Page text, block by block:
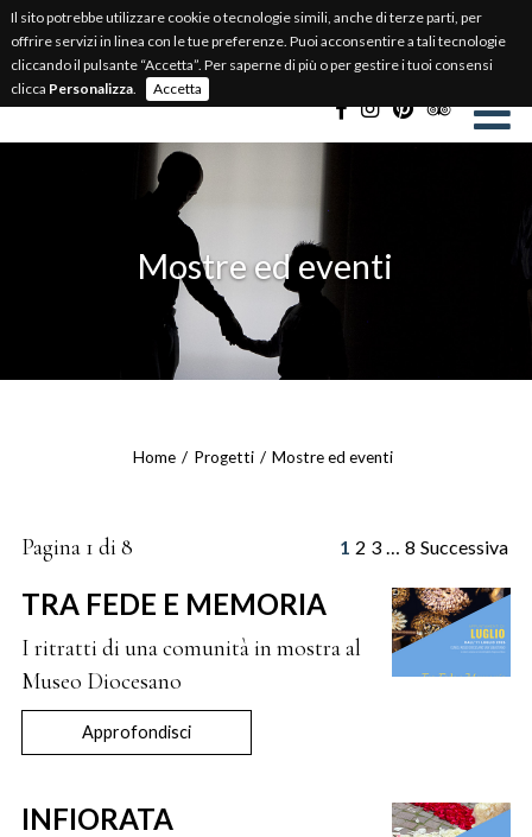
BIGLIETTERIA ONLINE
Select Language
Mostre ed eventi
Home Progetti Mostre ed eventi
Pagina 1 di 8 1 2 3 … 8 Successiva
TRA FEDE E MEMORIA
I ritratti di una comunità in mostra al
Museo Diocesano
Approfondisci
INFIORATA
Il sito potrebbe utilizzare cookie o tecnologie simili, anche di terze parti, per
offrire servizi in linea con le tue preferenze. Puoi acconsentire a tali tecnologie
cliccando il pulsante “Accetta”. Per saperne di più o per gestire i tuoi consensi
clicca Personalizza. Accetta